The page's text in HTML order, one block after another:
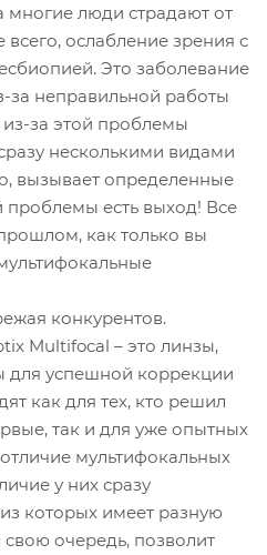
многие люди страдают от
ослабление зрения с
Это заболевание
за неправильной работы
из-за этой проблемы
несколькими видами
вызывает определенные
проблемы есть выход! Все
как только вы
конкурентов.
Multifocal – это линзы,
для успешной коррекции
как для тех, кто решил
так и для уже опытных
мультифокальных
у них сразу
которых имеет разную
свою очередь, позволит